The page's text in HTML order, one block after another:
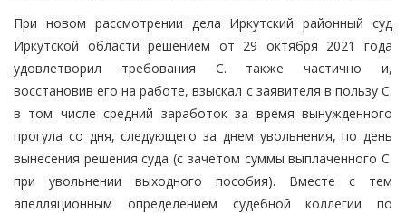
При новом рассмотрении дела Иркутский районный суд
Иркутской области решением от 29 октября 2021 года
удовлетворил требования С. также частично и,
восстановив его на работе, взыскал с заявителя в пользу С.
в том числе средний заработок за время вынужденного
прогула со дня, следующего за днем увольнения, по день
вынесения решения суда (с зачетом суммы выплаченного С.
при увольнении выходного пособия). Вместе с тем
апелляционным определением судебной коллегии по